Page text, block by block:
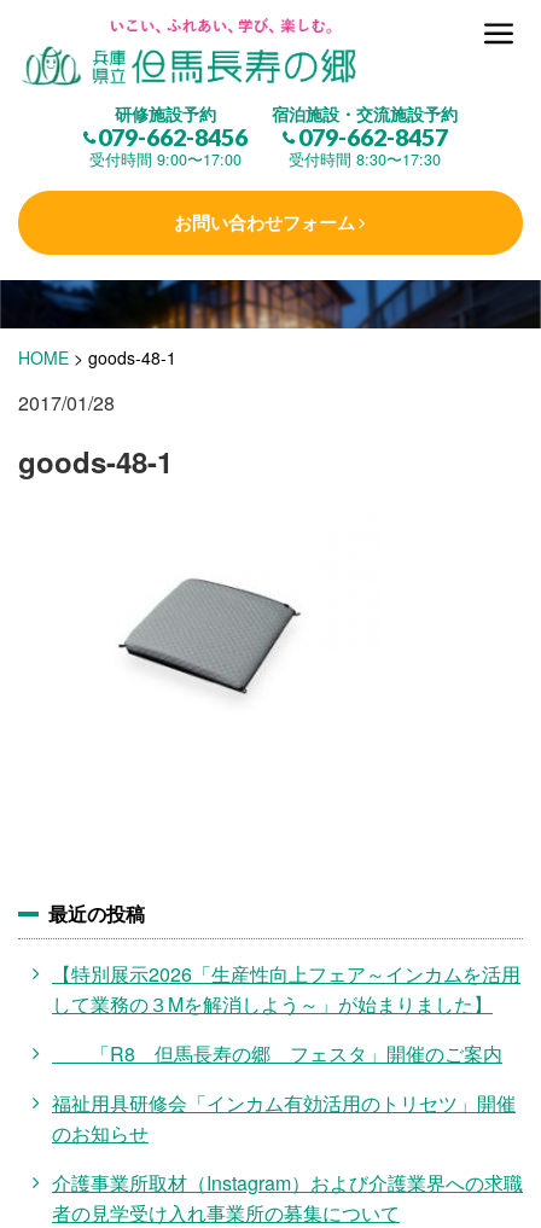
研修施設予約
079-662-8456
受付時間 9:00〜17:00
宿泊施設・交流施設予約
079-662-8457
受付時間 8:30〜17:30
お問い合わせフォーム
但馬長寿の郷とは
(研修施設)
楽しむ
学 ぶ(健康福祉)
(宿泊)
HOME > goods-48-1
2017/01/28
goods-48-1
最近の投稿
【特別展示2026「生産性向上フェア～インカムを活用
して業務の３Mを解消しよう～」が始まりました】
「R8 但馬長寿の郷 フェスタ」開催のご案内
福祉用具研修会「インカム有効活用のトリセツ」開催
のお知らせ
介護事業所取材（Instagram）および介護業界への求職
者の見学受け入れ事業所の募集について